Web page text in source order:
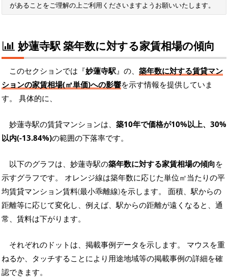
があることをご理解の上ご利用くださいますようお願いいたします。
妙蓮寺駅 築年数に対する家賃相場の傾向
このセクションでは『妙蓮寺駅』の、 築年数に対する賃貸マン
ションの家賃相場(㎡単価)への影響を示す情報を提供していま
す。 具体的に、
妙蓮寺駅の賃貸マンションは、 築10年で価格が10%以上、30%
以内(-13.84%)の範囲の下落率です。
以下のグラフは、妙蓮寺駅の築年数に対する家賃相場の傾向を
示すグラフです。 オレンジ線は築年数に応じた単位㎡当たりの平
均賃貸マンション賃料(最小乖離線)を示します。 面積、駅からの
距離等に応じて変化し、例えば、駅からの距離が遠くなると、通
常、賃料は下がります。
それぞれのドットは、掲載事例データを示します。 マウスを重
ねるか、タッチすることにより用途地域等の掲載事例の詳細を確
認できます。